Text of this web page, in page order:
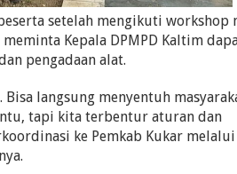
setelah mengikuti workshop
Kepala DPMPD Kaltim
pengadaan alat.
langsung menyentuh
tapi kita terbentur aturan dan
ke Pemkab Kukar melalui